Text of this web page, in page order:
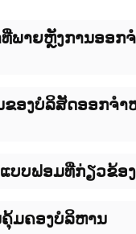
ພາຍຫຼັງການອອກ
ຂອງບໍລິສັດອອກຈໍ
ບບຟອມທີ່ກ່ຽວຂ້ອງ
ຄຸ້ມຄອງບໍລິຫານ